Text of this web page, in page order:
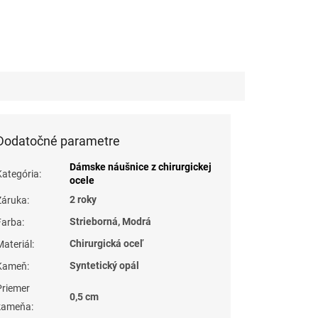
parametre
:
Dámske náušnice z chirurgickej
ocele
:
2 roky
:
Strieborná, Modrá
:
Chirurgická oceľ
:
Syntetický opál
:
0,5 cm